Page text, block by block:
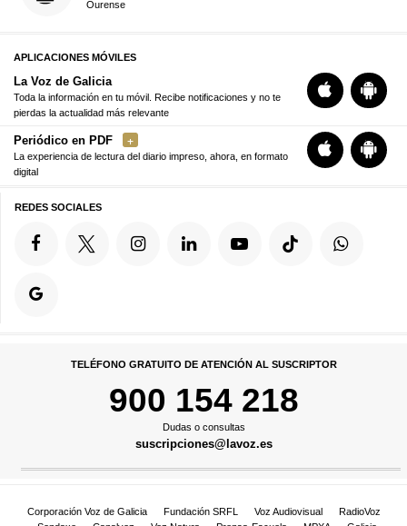
Ourense
APLICACIONES MÓVILES
La Voz de Galicia
Toda la información en tu móvil. Recibe notificaciones y no te
pierdas la actualidad más relevante
Periódico en PDF
La experiencia de lectura del diario impreso, ahora, en formato
digital
REDES SOCIALES
TELÉFONO GRATUITO DE ATENCIÓN AL SUSCRIPTOR
900 154 218
Dudas o consultas
suscripciones@lavoz.es
Corporación Voz de Galicia Fundación SRFL Voz Audiovisual
RadioVoz